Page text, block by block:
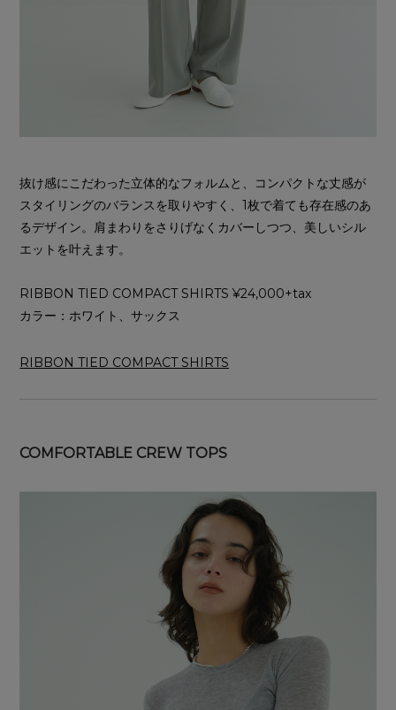
抜け感にこだわった立体的なフォルムと、コンパクトな丈感が
スタイリングのバランスを取りやすく、1枚で着ても存在感のあ
るデザイン。肩まわりをさりげなくカバーしつつ、美しいシル
エットを叶えます。
RIBBON TIED COMPACT SHIRTS ¥24,000+tax
カラー：ホワイト、サックス
RIBBON TIED COMPACT SHIRTS
COMFORTABLE CREW TOPS